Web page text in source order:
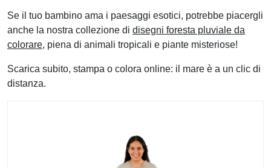
Se il tuo bambino ama i paesaggi esotici, potrebbe piacergli
anche la nostra collezione di disegni foresta pluviale da
colorare, piena di animali tropicali e piante misteriose!
Scarica subito, stampa o colora online: il mare è a un clic di
distanza.